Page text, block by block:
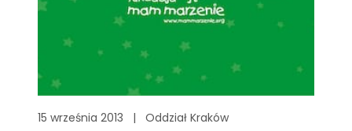
15 września 2013 | Oddział Kraków